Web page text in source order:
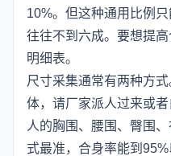
10%。但这种通用比例
往往不到六成。要想提
明细表。
尺寸采集通常有两种方
体，请厂家派人过来或
人的胸围、腰围、臀围
式最准，合身率能到